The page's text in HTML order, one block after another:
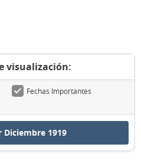
visualización:
Fechas Importantes
1919